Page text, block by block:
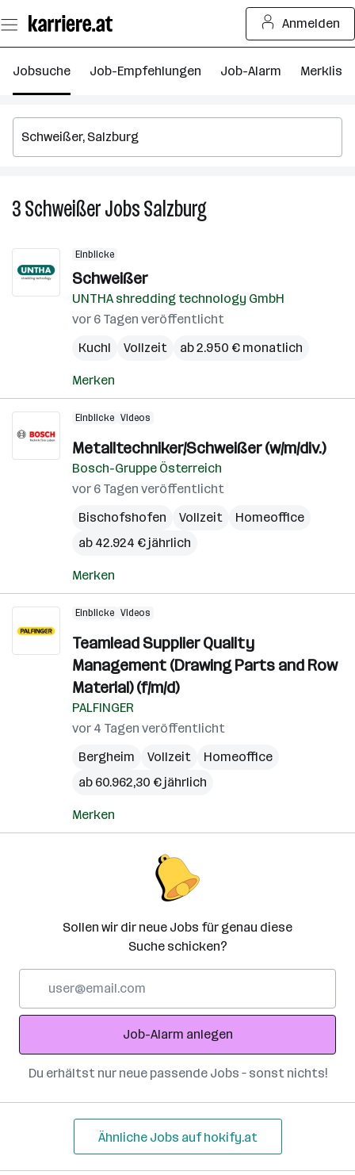
Seiteninhalt
springen
Anmelden
Jobsuche Job-Empfehlungen Job-Alarm Merkliste
3SchweißerJobsSalzburg3
Schweißer
Einblicke
Schweißer
UNTHA shredding technology GmbH
vor 6 Tagen veröffentlicht
Kuchl
Vollzeit ab 2.950 € monatlich
Merken
Einblicke Videos
Metalltechniker/Schweißer (w/m/div.)
Bosch-Gruppe Österreich
vor 6 Tagen veröffentlicht
Bischofshofen
Vollzeit
Homeoffice
ab 42.924 € jährlich
Merken
Einblicke Videos
Teamlead Supplier Quality
Management (Drawing Parts and Row
Material) (f/m/d)
PALFINGER
vor 4 Tagen veröffentlicht
Bergheim
Vollzeit
Homeoffice
ab 60.962,30 € jährlich
Merken
Sollen wir dir neue Jobs für genau diese
Suche schicken?
Adresse
Job-Alarm anlegen
Du erhältst nur neue passende Jobs – sonst nichts!
Ähnliche Jobs auf hokify.at